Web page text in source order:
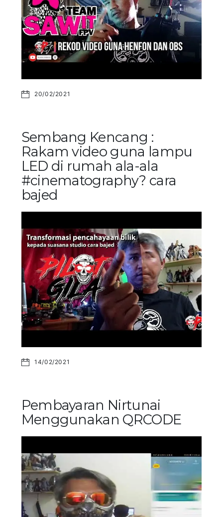
20/02/2021
Sembang Kencang :
Rakam video guna lampu
LED di rumah ala-ala
#cinematography? cara
bajed
14/02/2021
Pembayaran Nirtunai
Menggunakan QRCODE